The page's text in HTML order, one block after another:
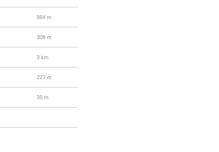
864 m
308 m
3 km
227 m
35 m